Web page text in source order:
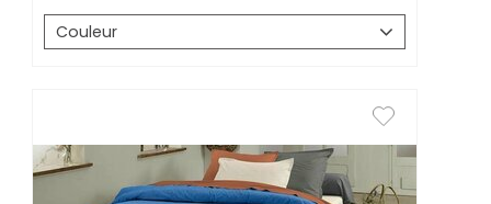
Couleur